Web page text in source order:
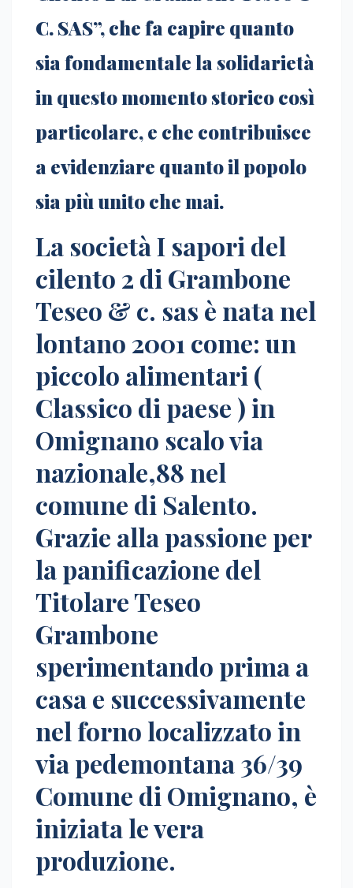
C. SAS”, che fa capire quanto
sia fondamentale la solidarietà
in questo momento storico così
particolare, e che contribuisce
a evidenziare quanto il popolo
sia più unito che mai.
La società I sapori del
cilento 2 di Grambone
Teseo & c. sas è nata nel
lontano 2001 come: un
piccolo alimentari (
Classico di paese ) in
Omignano scalo via
nazionale,88 nel
comune di Salento.
Grazie alla passione per
la panificazione del
Titolare Teseo
Grambone
sperimentando prima a
casa e successivamente
nel forno localizzato in
via pedemontana 36/39
Comune di Omignano, è
iniziata le vera
produzione.